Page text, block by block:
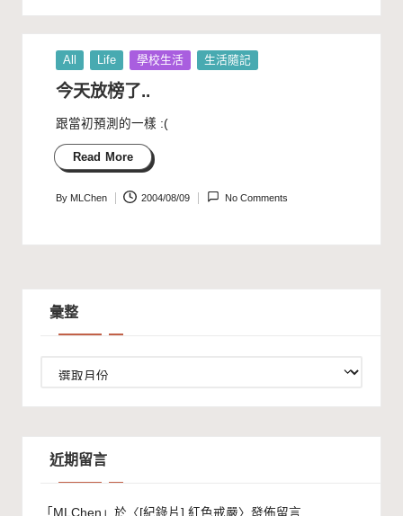
Posted
All Life 學校生活 生活隨記
今天放榜了..
跟當初預測的一樣 :(
Read More
Posted
By MLChen 2004/08/09 No Comments
彙整
近期留言
「 MLChen 」於〈[紀錄片] 紅色戒嚴〉發佈留言